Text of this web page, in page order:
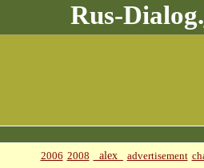
Rus-Dialog.
2006 2008 _alex_ advertisement